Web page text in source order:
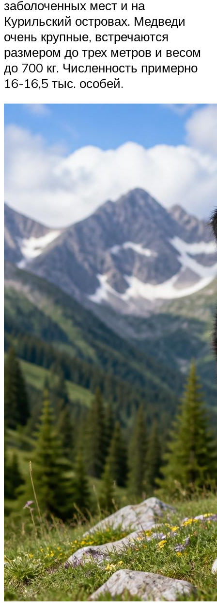
заболоченных мест и на
Курильский островах. Медведи
очень крупные, встречаются
размером до трех метров и весом
до 700 кг. Численность примерно
16-16,5 тыс. особей.